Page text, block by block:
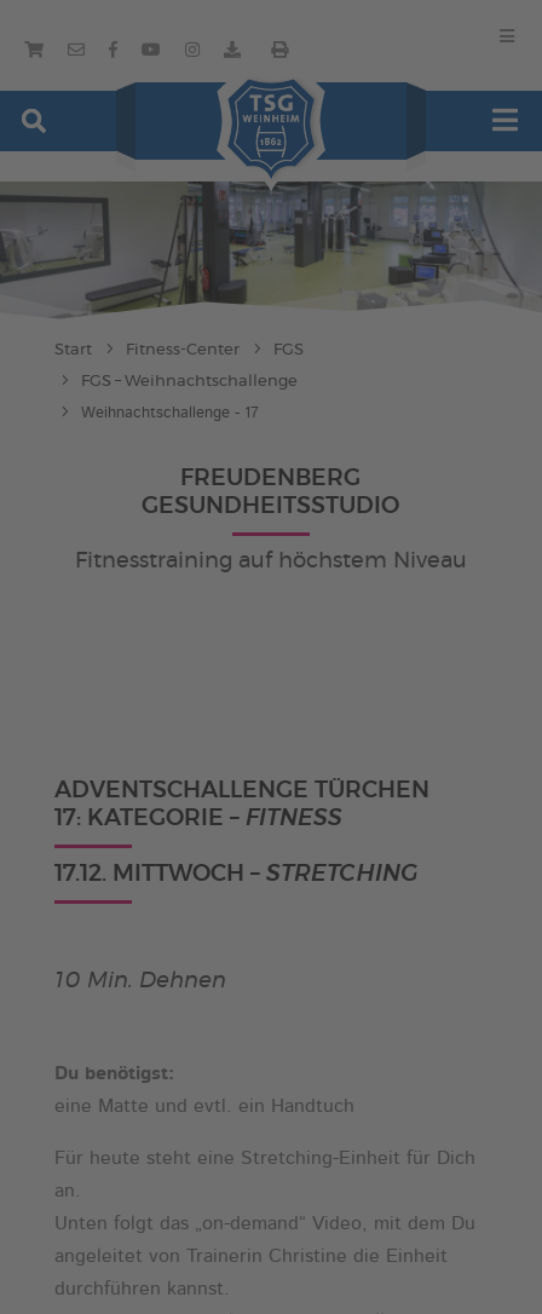
Start Fitness-Center
FGS
FGS – Weihnachtschallenge
Weihnachtschallenge - 17
FREUDENBERG
GESUNDHEITSSTUDIO
Fitnesstraining auf höchstem Niveau
ADVENTSCHALLENGE TÜRCHEN
17: KATEGORIE –FITNESS
17.12. MITTWOCH –STRETCHING
10 Min. Dehnen
Du benötigst:
eine Matte und evtl. ein Handtuch
Für heute steht eine Stretching-Einheit für Dich
an.
Unten folgt das „on-demand“ Video, mit dem Du
angeleitet von Trainerin Christine die Einheit
durchführen kannst.